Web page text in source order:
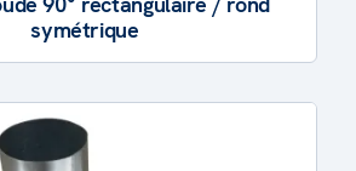
symétrique